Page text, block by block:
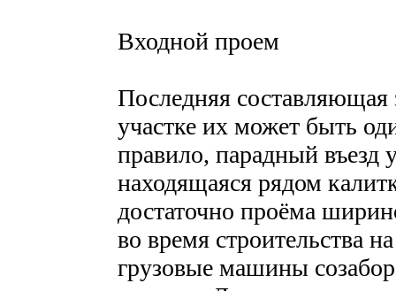
Входной проем
Последняя
участке их может быть
правило, парадный въезд
находящаяся рядом
достаточно проёма
во время строительства
грузовые машины